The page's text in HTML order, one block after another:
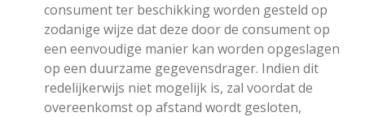
consument ter beschikking worden gesteld op
zodanige wijze dat deze door de consument op
een eenvoudige manier kan worden opgeslagen
op een duurzame gegevensdrager. Indien dit
redelijkerwijs niet mogelijk is, zal voordat de
overeenkomst op afstand wordt gesloten,